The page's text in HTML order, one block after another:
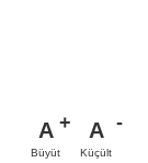
A
Büyüt
A
Küçült